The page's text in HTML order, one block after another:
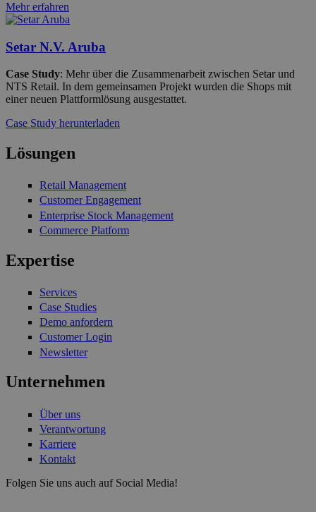
Mehr erfahren
Setar N.V. Aruba
Case Study: Mehr über die Zusammenarbeit zwischen Setar und
NTS Retail. In dem gemeinsamen Projekt wurden die Shops mit
einer neuen Plattformlösung ausgestattet.
Case Study herunterladen
Lösungen
Retail Management
Customer Engagement
Enterprise Stock Management
Commerce Platform
Expertise
Services
Case Studies
Demo anfordern
Customer Login
Newsletter
Unternehmen
Über uns
Verantwortung
Karriere
Kontakt
Folgen Sie uns auch auf Social Media!